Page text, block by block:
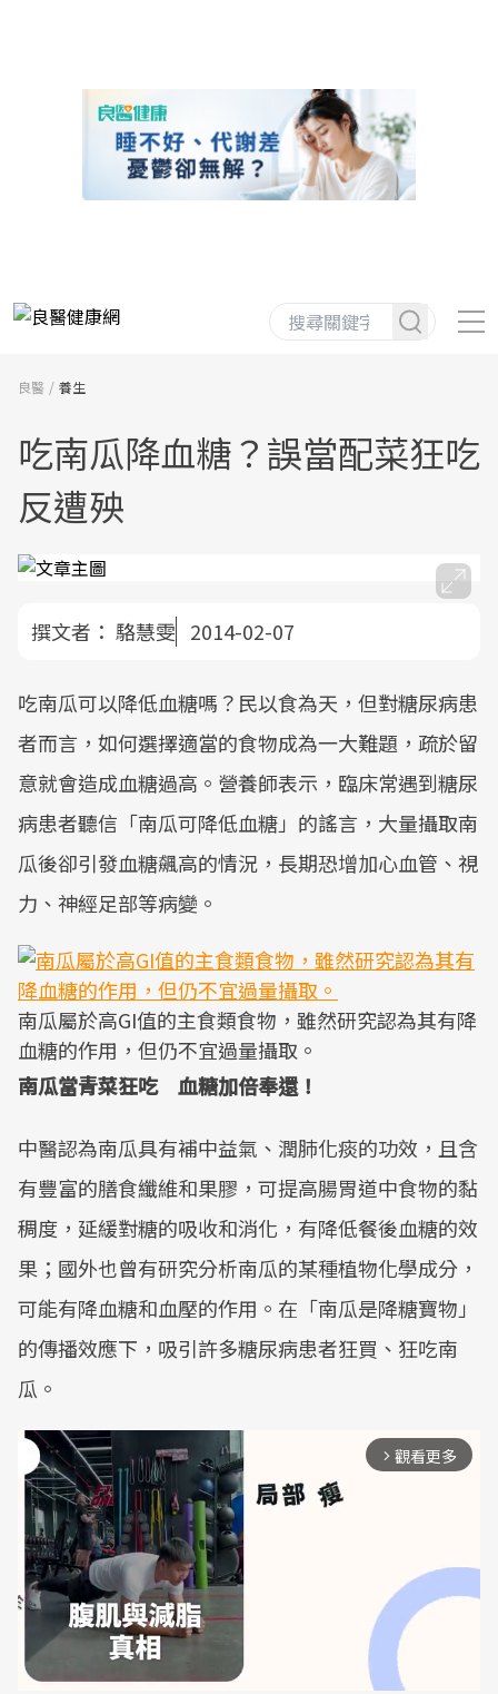
良醫 養生
吃南瓜降血糖？誤當配菜狂吃
反遭殃
撰文者： 駱慧雯 2014-02-07
吃南瓜可以降低血糖嗎？民以食為天，但對糖尿病患
者而言，如何選擇適當的食物成為一大難題，疏於留
意就會造成血糖過高。營養師表示，臨床常遇到糖尿
病患者聽信「南瓜可降低血糖」的謠言，大量攝取南
瓜後卻引發血糖飆高的情況，長期恐增加心血管、視
力、神經足部等病變。
南瓜屬於高GI值的主食類食物，雖然研究認為其有降
血糖的作用，但仍不宜過量攝取。
南瓜當青菜狂吃 血糖加倍奉還！
中醫認為南瓜具有補中益氣、潤肺化痰的功效，且含
有豐富的膳食纖維和果膠，可提高腸胃道中食物的黏
稠度，延緩對糖的吸收和消化，有降低餐後血糖的效
果；國外也曾有研究分析南瓜的某種植物化學成分，
可能有降血糖和血壓的作用。在「南瓜是降糖寶物」
的傳播效應下，吸引許多糖尿病患者狂買、狂吃南
瓜。
arrow_forward_ios 觀看更多